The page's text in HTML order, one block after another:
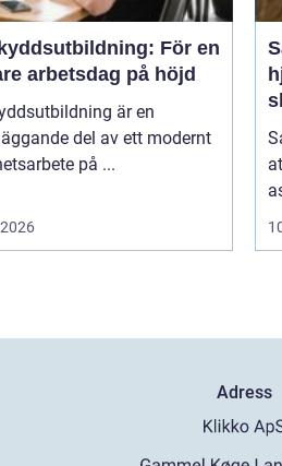
För en
arbetsdag på höjd
är en
del av ett modernt
på ...
Adress